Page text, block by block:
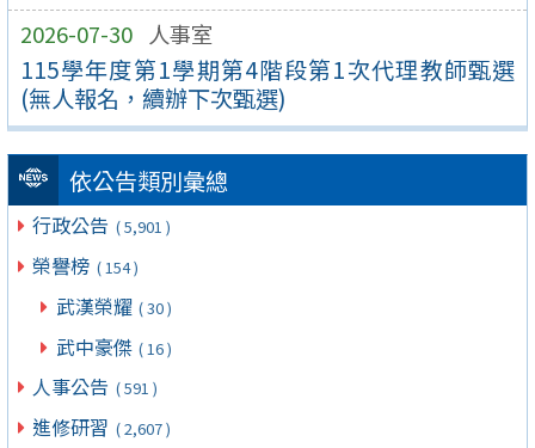
2026-07-30 人事室
115學年度第1學期第4階段第1次代理教師甄選
(無人報名，續辦下次甄選)
依公告類別彙總
行政公告 ( 5,901 )
榮譽榜 ( 154 )
武漢榮耀 ( 30 )
武中豪傑 ( 16 )
人事公告 ( 591 )
進修研習 ( 2,607 )